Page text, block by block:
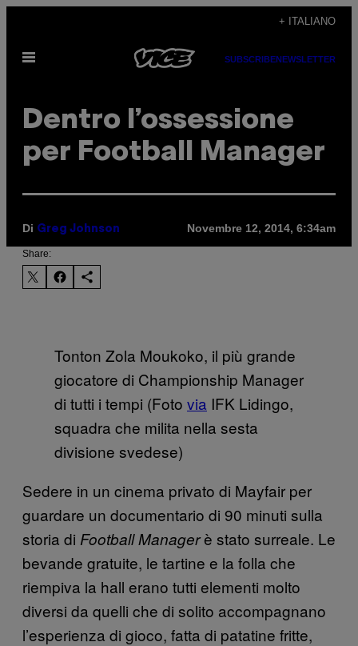
contenuto
+ ITALIANO
Apri
SUBSCRIBENEWSLETTER
Dentro l’ossessione
per Football Manager
Di Greg Johnson Novembre 12, 2014, 6:34am
Share:
Tonton Zola Moukoko, il più grande
giocatore di Championship Manager
di tutti i tempi (Foto ​via IFK Lidingo,
squadra che milita nella sesta
divisione svedese)
Sedere in un cinema privato di Mayfair per
guardare un documentario di 90 minuti sulla
storia di Football Managerè stato surreale. Le
bevande gratuite, le tartine e la folla che
riempiva la hall erano tutti elementi molto
diversi da quelli che di solito accompagnano
l’esperienza di gioco, fatta di patatine fritte,